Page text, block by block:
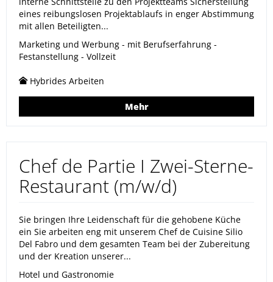
eines reibungslosen Projektablaufs in enger Abstimmung
mit allen Beteiligten...
Marketing und Werbung - mit Berufserfahrung -
Festanstellung - Vollzeit
Hybrides Arbeiten
Mehr
Chef de Partie I Zwei-Sterne-
Restaurant (m/w/d)
Sie bringen Ihre Leidenschaft für die gehobene Küche
ein Sie arbeiten eng mit unserem Chef de Cuisine Silio
Del Fabro und dem gesamten Team bei der Zubereitung
und der Kreation unserer...
Hotel und Gastronomie